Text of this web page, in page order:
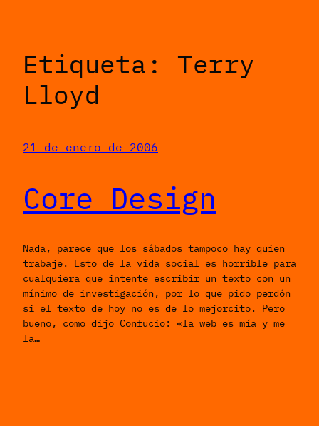
Etiqueta: Terry
Lloyd
21 de enero de 2006
Core Design
Nada, parece que los sábados tampoco hay quien
trabaje. Esto de la vida social es horrible para
cualquiera que intente escribir un texto con un
mínimo de investigación, por lo que pido perdón
si el texto de hoy no es de lo mejorcito. Pero
bueno, como dijo Confucio: «la web es mía y me
la…